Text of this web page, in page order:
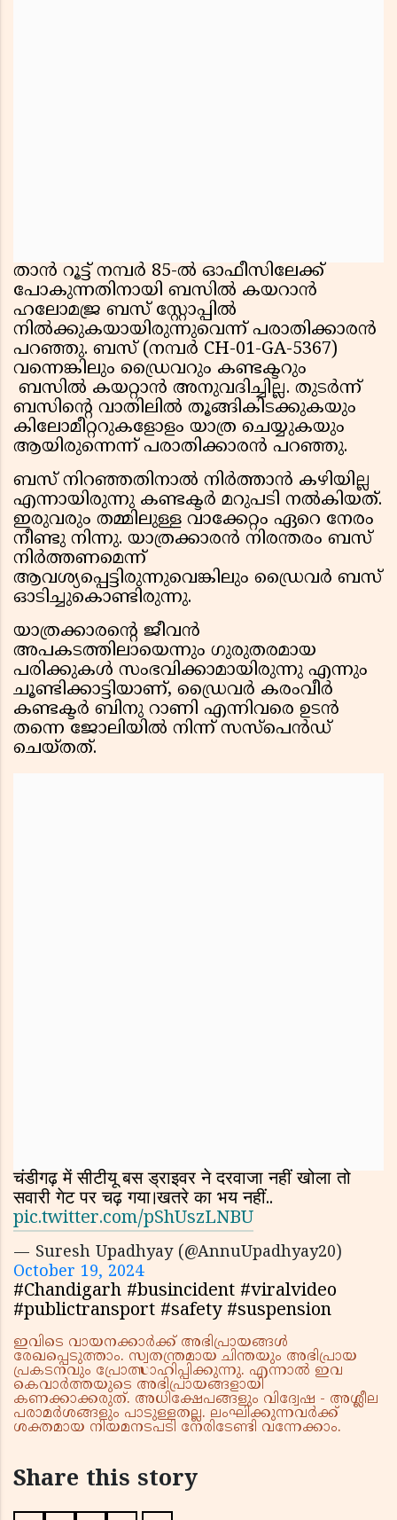
താൻ റൂട്ട് നമ്പർ 85-ൽ ഓഫീസിലേക്ക്
പോകുന്നതിനായി ബസിൽ കയറാൻ
ഹലോമജ്ര ബസ് സ്റ്റോപ്പിൽ
നിൽക്കുകയായിരുന്നുവെന്ന് പരാതിക്കാരൻ
പറഞ്ഞു. ബസ് (നമ്പർ CH-01-GA-5367)
വന്നെങ്കിലും ഡ്രൈവറും കണ്ടക്ടറും
ബസിൽ കയറ്റാൻ അനുവദിച്ചില്ല. തുടർന്ന്
ബസിന്റെ വാതിലിൽ തൂങ്ങികിടക്കുകയും
കിലോമീറ്ററുകളോളം യാത്ര ചെയ്യുകയും
ആയിരുന്നെന്ന് പരാതിക്കാരൻ പറഞ്ഞു.
ബസ് നിറഞ്ഞതിനാൽ നിർത്താൻ കഴിയില്ല
എന്നായിരുന്നു കണ്ടക്ടർ മറുപടി നൽകിയത്.
ഇരുവരും തമ്മിലുള്ള വാക്കേറ്റം ഏറെ നേരം
നീണ്ടു നിന്നു. യാത്രക്കാരൻ നിരന്തരം ബസ്
നിർത്തണമെന്ന്
ആവശ്യപ്പെട്ടിരുന്നുവെങ്കിലും ഡ്രൈവർ ബസ്
ഓടിച്ചുകൊണ്ടിരുന്നു.
യാത്രക്കാരന്റെ ജീവൻ
അപകടത്തിലായെന്നും ഗുരുതരമായ
പരിക്കുകൾ സംഭവിക്കാമായിരുന്നു എന്നും
ചൂണ്ടിക്കാട്ടിയാണ്, ഡ്രൈവർ കരംവീർ
കണ്ടക്ടർ ബിനു റാണി എന്നിവരെ ഉടൻ
തന്നെ ജോലിയിൽ നിന്ന് സസ്പെൻഡ്
ചെയ്തത്.
चंडीगढ़ में सीटीयू बस ड्राइवर ने दरवाजा नहीं खोला तो
सवारी गेट पर चढ़ गया।खतरे का भय नहीं..
pic.twitter.com/pShUszLNBU
— Suresh Upadhyay (@AnnuUpadhyay20)
October 19, 2024
#Chandigarh #busincident #viralvideo
#publictransport #safety #suspension
ഇവിടെ വായനക്കാർക്ക് അഭിപ്രായങ്ങൾ
രേഖപ്പെടുത്താം. സ്വതന്ത്രമായ ചിന്തയും അഭിപ്രായ
പ്രകടനവും പ്രോത്സാഹിപ്പിക്കുന്നു. എന്നാൽ ഇവ
കെവാർത്തയുടെ അഭിപ്രായങ്ങളായി
കണക്കാക്കരുത്. അധിക്ഷേപങ്ങളും വിദ്വേഷ - അശ്ലീല
പരാമർശങ്ങളും പാടുള്ളതല്ല. ലംഘിക്കുന്നവർക്ക്
ശക്തമായ നിയമനടപടി നേരിടേണ്ടി വന്നേക്കാം.
Share this story